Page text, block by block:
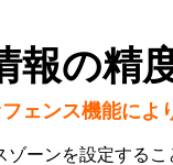
報の精
ェンス機能によ
ゾーンを設定する